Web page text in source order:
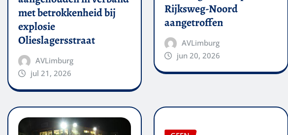
met betrokkenheid bij
explosie
Olieslagersstraat
AVLimburg
jul 21, 2026
Rijksweg-Noord
aangetroffen
AVLimburg
jun 20, 2026